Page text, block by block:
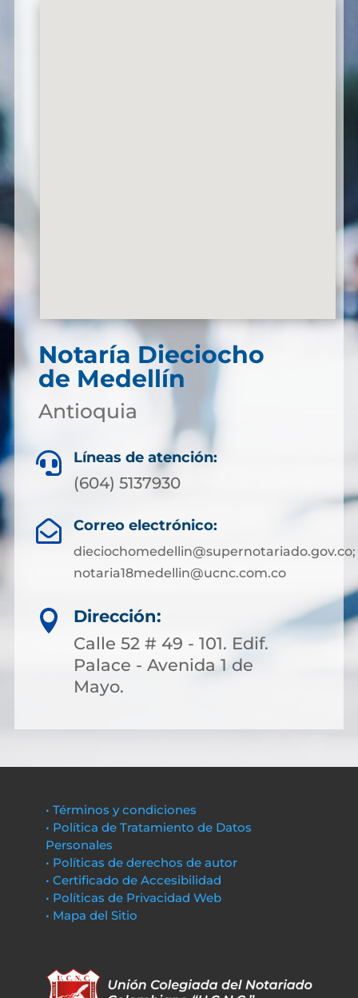
Notaría Dieciocho
de Medellín
Antioquia
 Líneas de atención:
(604) 5137930
 Correo electrónico:
dieciochomedellin@supernotariado.gov.co;
notaria18medellin@ucnc.com.co

Dirección:
Calle 52 # 49 - 101. Edif.
Palace - Avenida 1 de
Mayo.
• Términos y condiciones
• Política de Tratamiento de Datos
Personales
• Políticas de derechos de autor
• Certificado de Accesibilidad
• Políticas de Privacidad Web
• Mapa del Sitio